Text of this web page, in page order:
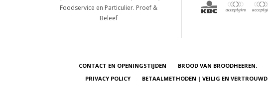
Foodservice en Particulier. Proef &
Beleef
CONTACT EN OPENINGSTIJDEN BROOD VAN BROODHEEREN.
PRIVACY POLICY
BETAALMETHODEN | VEILIG EN VERTROUWD